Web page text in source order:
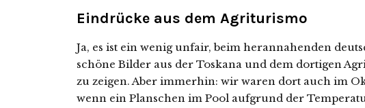
Eindrücke aus dem Agriturismo
Ja, es ist ein wenig unfair, beim herannahenden
schöne Bilder aus der Toskana und dem dortigen
zu zeigen. Aber immerhin: wir waren dort auch im
wenn ein Planschen im Pool aufgrund der